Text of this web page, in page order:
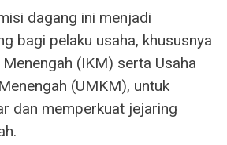
dagang ini menjadi
bagi pelaku usaha, khususnya
(IKM) serta Usaha
(UMKM), untuk
dan memperkuat jejaring